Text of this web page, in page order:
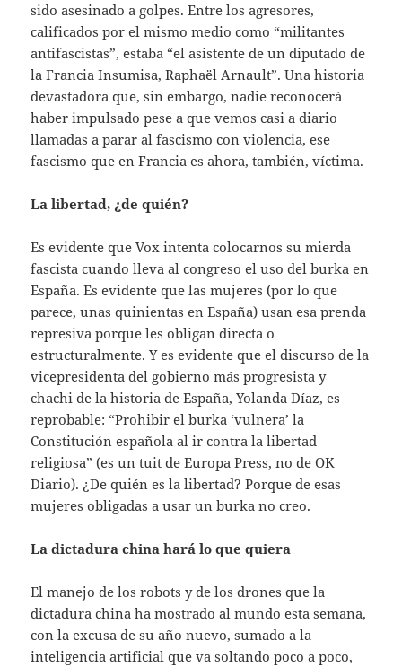
sido asesinado a golpes. Entre los agresores,
calificados por el mismo medio como “militantes
antifascistas”, estaba “el asistente de un diputado de
la Francia Insumisa, Raphaël Arnault”. Una historia
devastadora que, sin embargo, nadie reconocerá
haber impulsado pese a que vemos casi a diario
llamadas a parar al fascismo con violencia, ese
fascismo que en Francia es ahora, también, víctima.
La libertad, ¿de quién?
Es evidente que Vox intenta colocarnos su mierda
fascista cuando lleva al congreso el uso del burka en
España. Es evidente que las mujeres (por lo que
parece, unas quinientas en España) usan esa prenda
represiva porque les obligan directa o
estructuralmente. Y es evidente que el discurso de la
vicepresidenta del gobierno más progresista y
chachi de la historia de España, Yolanda Díaz, es
reprobable: “Prohibir el burka ‘vulnera’ la
Constitución española al ir contra la libertad
religiosa” (es un tuit de Europa Press, no de OK
Diario). ¿De quién es la libertad? Porque de esas
mujeres obligadas a usar un burka no creo.
La dictadura china hará lo que quiera
El manejo de los robots y de los drones que la
dictadura china ha mostrado al mundo esta semana,
con la excusa de su año nuevo, sumado a la
inteligencia artificial que va soltando poco a poco,